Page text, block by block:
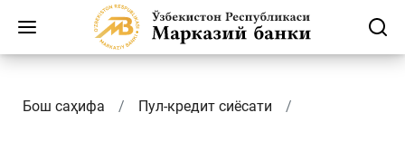
Бош саҳифа Пул-кредит сиёсати